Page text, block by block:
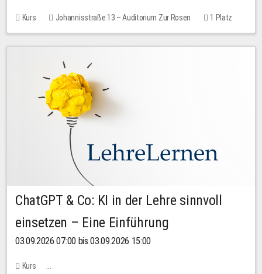
Kurs Johannisstraße 13 – Auditorium Zur Rosen 1 Platz
ChatGPT & Co: KI in der Lehre sinnvoll
einsetzen – Eine Einführung
03.09.2026 07:00 bis 03.09.2026 15:00
Kurs